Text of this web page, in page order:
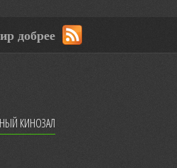
добрее
КИНОЗАЛ